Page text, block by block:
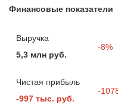
Финансовые показатели
Выручка
5,3 млн руб.
-8%
Чистая прибыль
-997 тыс. руб.
-